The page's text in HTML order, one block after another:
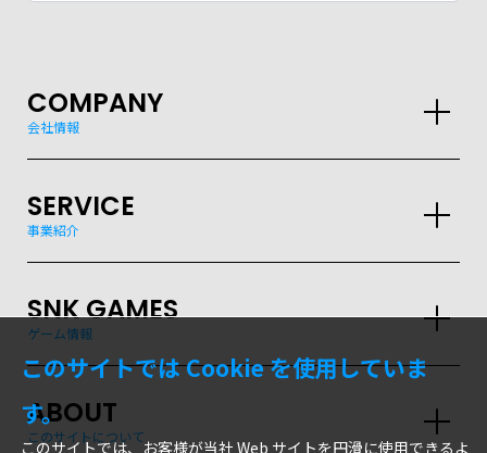
COMPANY
会社情報
SERVICE
事業紹介
SNK GAMES
ゲーム情報
ABOUT
このサイトについて
このサイトでは Cookie を使用していま
す。
このサイトでは、お客様が当社 Web サイトを円滑に使用できるよ